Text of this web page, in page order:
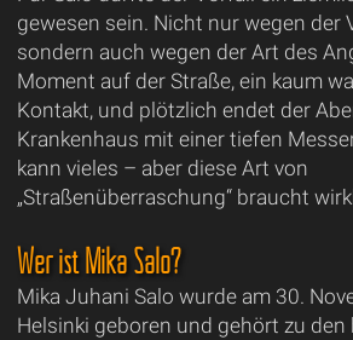
gewesen sein. Nicht nur wegen der
sondern auch wegen der Art des
Moment auf der Straße, ein kaum
Kontakt, und plötzlich endet der
Krankenhaus mit einer tiefen
kann vieles – aber diese Art von
„Straßenüberraschung“ braucht
Wer ist Mika Salo?
Mika Juhani Salo wurde am 30.
Helsinki geboren und gehört zu den